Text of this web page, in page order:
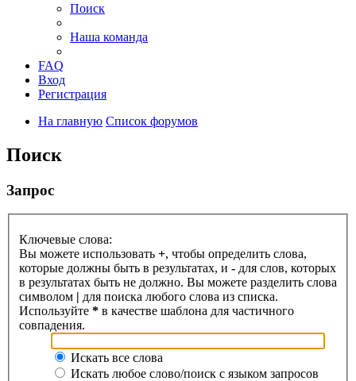
Поиск
Наша команда
FAQ
Вход
Регистрация
На главную Список форумов
Поиск
Запрос
Ключевые слова:
Вы можете использовать +, чтобы определить слова,
которые должны быть в результатах, и - для слов, которых
в результатах быть не должно. Вы можете разделить слова
символом | для поиска любого слова из списка.
Используйте * в качестве шаблона для частичного
совпадения.
Искать все слова
Искать любое слово/поиск с языком запросов